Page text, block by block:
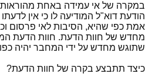
במקרה של אי עמידה באחת
הודעת דוא"ל המודיעה לו כי אין לדעתו
אמת כפי שהיא, הסיבות לאי פרסום
מחדש של חוות הדעת. חוות הדעת
שתוגש מחדש על ידי המחבר יהיה
כיצד תתבצע בקרה של חוות הדעת?